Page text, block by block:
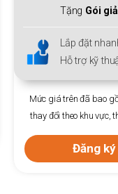
Gói giải trí
Lắp đặt nhanh
Hỗ trợ kỹ thuật 24/7
Mức giá trên đã bao gồm VAT.
thay đổi theo khu vực, theo
Đăng ký ngay